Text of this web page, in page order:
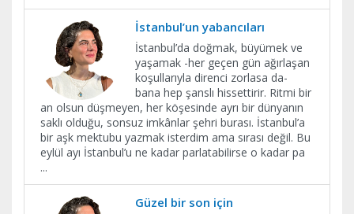
İstanbul’un yabancıları
İstanbul’da doğmak, büyümek ve
yaşamak -her geçen gün ağırlaşan
koşullarıyla direnci zorlasa da-
bana hep şanslı hissettirir. Ritmi bir
an olsun düşmeyen, her köşesinde ayrı bir dünyanın
saklı olduğu, sonsuz imkânlar şehri burası. İstanbul’a
bir aşk mektubu yazmak isterdim ama sırası değil. Bu
eylül ayı İstanbul’u ne kadar parlatabilirse o kadar pa
...
Güzel bir son için